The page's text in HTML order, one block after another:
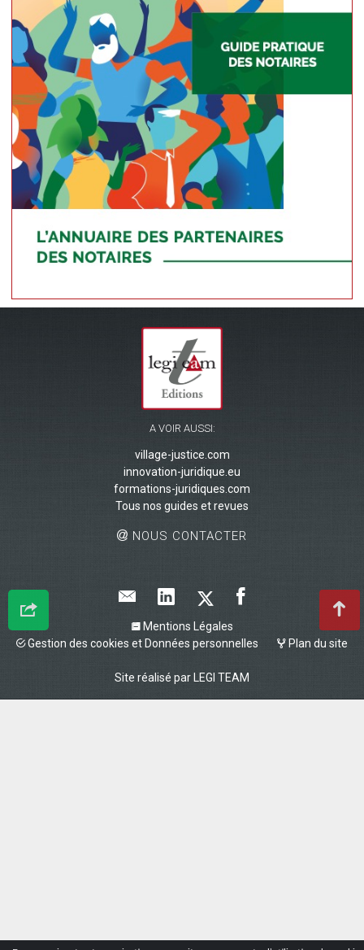
A VOIR AUSSI:
village-justice.com
innovation-juridique.eu
formations-juridiques.com
Tous nos guides et revues
NOUS CONTACTER
Mentions Légales
Gestion des cookies et Données personnelles
Plan du site
Site réalisé par LEGI TEAM